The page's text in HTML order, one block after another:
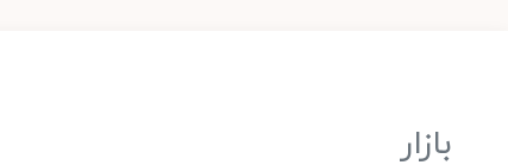
بازار